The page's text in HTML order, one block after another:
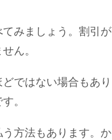
みましょう。割引が
ん。
ではない場合もあり
。
方法もあります。か